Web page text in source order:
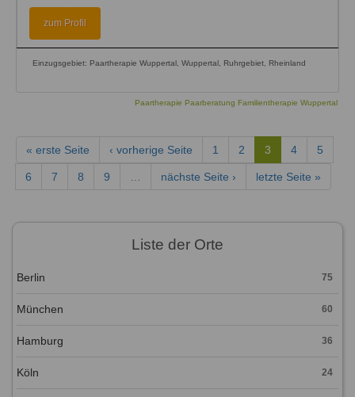
zum Profil
Einzugsgebiet: Paartherapie Wuppertal, Wuppertal, Ruhrgebiet, Rheinland
Paartherapie Paarberatung Familientherapie Wuppertal
« erste Seite ‹ vorherige Seite 1 2 3 4 5
6 7 8 9 nächste Seite › letzte Seite »
Liste der Orte
Berlin 75
München 60
Hamburg 36
Köln 24